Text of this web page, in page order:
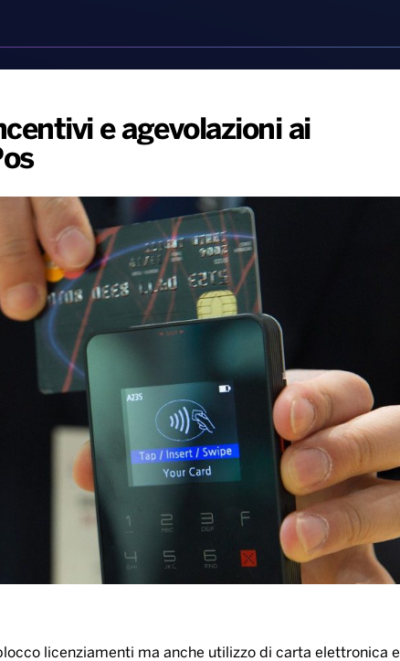
e agevolazioni ai
licenziamenti ma anche utilizzo di carta elettronica e